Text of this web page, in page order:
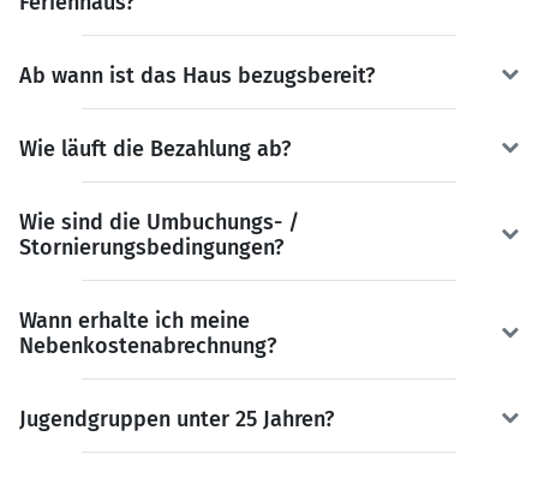
Ab wann ist das Haus bezugsbereit?
Wie läuft die Bezahlung ab?
Wie sind die Umbuchungs- /
Stornierungsbedingungen?
Wann erhalte ich meine
Nebenkostenabrechnung?
Jugendgruppen unter 25 Jahren?